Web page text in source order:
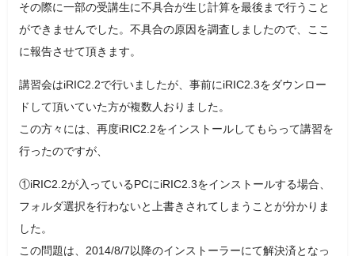
その際に一部の受講生に不具合が生じ計算を最後まで行うこと
ができませんでした。不具合の原因を調査しましたので、ここ
に報告させて頂きます。
講習会はiRIC2.2で行いましたが、事前にiRIC2.3をダウンロー
ドして頂いていた方が複数人おりました。
この方々には、再度iRIC2.2をインストールしてもらって講習を
行ったのですが、
①iRIC2.2が入っているPCにiRIC2.3をインストールする場合、
フォルダ選択を行わないと上書きされてしまうことが分かりま
した。
この問題は、2014/8/7以降のインストーラーにて解決済となっ